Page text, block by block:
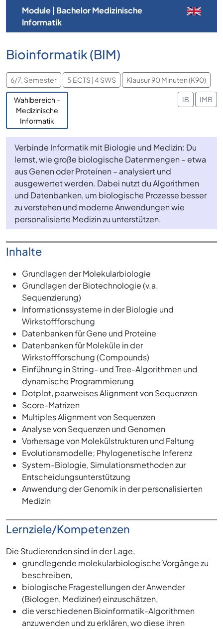
Module| Bachelor Medizinische
Informatik
Bioinformatik (BIM)
6/7. Semester 5 ECTS | 4 SWS Klausur 90 Minuten (K90)
Wahlbereich –
Medizinische
Informatik
IB IMB
Verbinde Informatik mit Biologie und Medizin: Du
lernst, wie große biologische Datenmengen – etwa
aus Genen oder Proteinen – analysiert und
ausgewertet werden. Dabei nutzt du Algorithmen
und Datenbanken, um biologische Prozesse besser
zu verstehen und moderne Anwendungen wie
personalisierte Medizin zu unterstützen.
Inhalte
Grundlagen der Molekularbiologie
Grundlagen der Biotechnologie (v.a.
Sequenzierung)
Informationssysteme in der Biologie und
Wirkstoffforschung
Datenbanken für Gene und Proteine
Datenbanken für Moleküle in der
Wirkstoffforschung (Compounds)
Einführung in String- und Tree-Algorithmen und
dynamische Programmierung
Dotplot, paarweises Alignment von Sequenzen
Score-Matrizen
Multiples Alignment von Sequenzen
Analyse von Sequenzen und Genomen
Vorhersage von Molekülstrukturen und Faltung
Evolutionsmodelle; Phylogenetische Inferenz
System-Biologie, Simulationsmethoden zur
Entscheidungsunterstützung
Anwendung der Genomik in der personalisierten
Medizin
Lernziele/Kompetenzen
Die Studierenden sind in der Lage,
grundlegende molekularbiologische Vorgänge zu
beschreiben,
biologische Fragestellungen der Anwender
(Biologen, Mediziner) einzuschätzen,
die verschiedenen Bioinformatik-Algorithmen
anzuwenden und zu erklären, wo diese ihren